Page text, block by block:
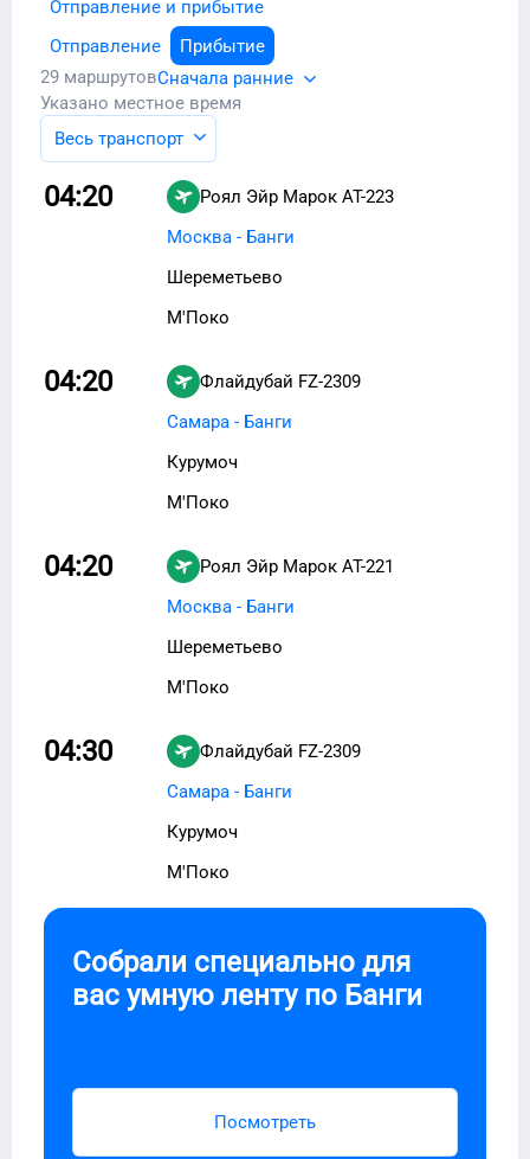
Отправление и прибытие
Отправление
Прибытие
29 маршрутовСначала ранние
Указано местное время
Весь транспорт
04:20 Роял Эйр Марок AT-223
Москва - Банги
Шереметьево
М'Поко
04:20 Флайдубай FZ-2309
Самара - Банги
Курумоч
М'Поко
04:20 Роял Эйр Марок AT-221
Москва - Банги
Шереметьево
М'Поко
04:30 Флайдубай FZ-2309
Самара - Банги
Курумоч
М'Поко
Собрали специально для
вас умную ленту по Банги
Посмотреть